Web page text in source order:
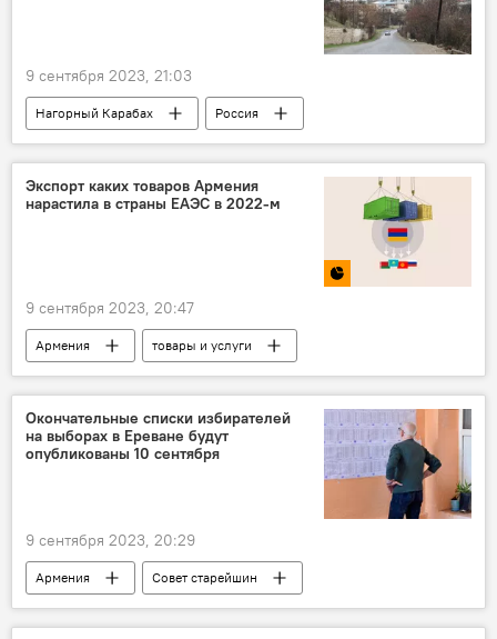
9 сентября 2023, 21:03
Нагорный Карабах
Россия
помощь
правительство
Экспорт каких товаров Армения
нарастила в страны ЕАЭС в 2022-м
9 сентября 2023, 20:47
Армения
товары и услуги
Инфографика
Экономика ЕАЭС
Окончательные списки избирателей
на выборах в Ереване будут
опубликованы 10 сентября
9 сентября 2023, 20:29
Армения
Совет старейшин
выборы